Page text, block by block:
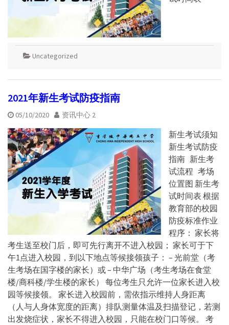
Uncategorized
2021年新生考试防疫指南
05/10/2020 资讯中心 2
新生考试须知
新生考试防疫
指南 新生考
试流程 考场
位置图 新生考
试时间表 根据
教育部的校园
防疫标准作业
程序： 家长将
考生送至校门后，即可先行离开不进入校园； 家长可于下
午1点进入校园，到以下地点等候接领孩子： – 光前堂（考
生考场在国字楼的家长）或 – 中华广场（考生考场在食堂
楼/商科楼/学生楼的家长） 每位考生只允许一位家长进入校
园等候接领。 家长进入校园前，需依指示维持人身距离
（人与人身体宽度的距离）排队测量体温及扫描登记，若测
出发烧症状，家长不得进入校园，只能在校门口等候。 考